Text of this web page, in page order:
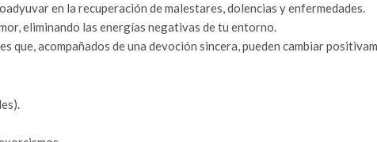
en la recuperación de malestares, dolencias y enfermedades.
eliminando las energías negativas de tu entorno.
que, acompañados de una devoción sincera, pueden cambiar